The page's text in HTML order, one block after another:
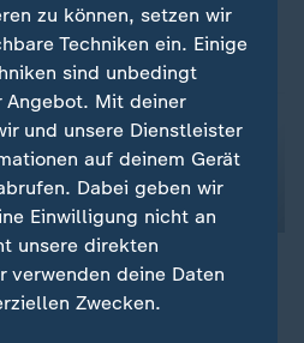
zu können, setzen wir
Techniken ein. Einige
sind unbedingt
Mit deiner
und unsere Dienstleister
auf deinem Gerät
Dabei geben wir
Einwilligung nicht an
unsere direkten
verwenden deine Daten
Zwecken.